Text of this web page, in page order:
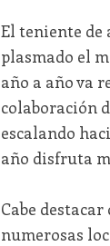
El teniente de
plasmado el
año a año va
colaboración
escalando
año disfruta
Cabe
numerosas